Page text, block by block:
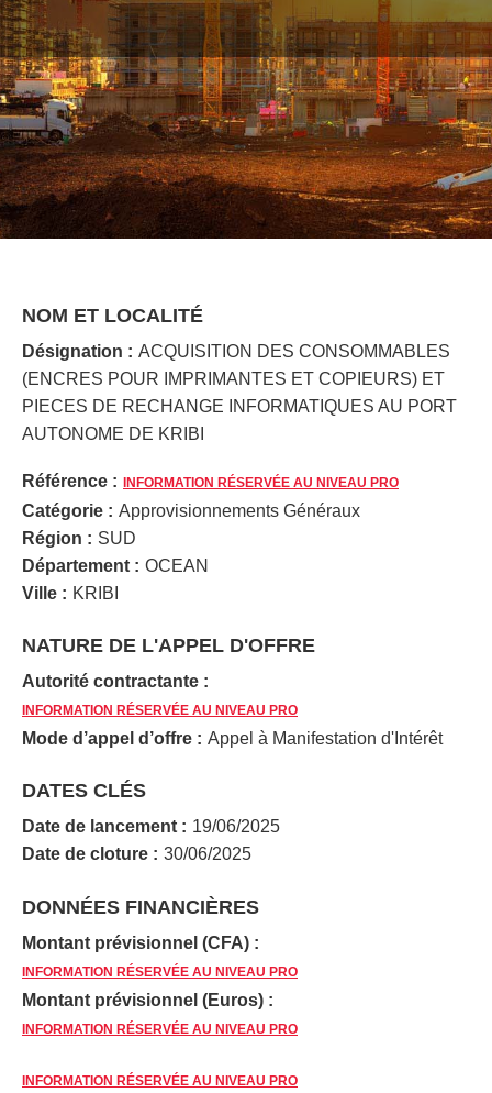
NOM ET LOCALITÉ
Désignation : ACQUISITION DES CONSOMMABLES
(ENCRES POUR IMPRIMANTES ET COPIEURS) ET
PIECES DE RECHANGE INFORMATIQUES AU PORT
AUTONOME DE KRIBI
Référence : INFORMATION RÉSERVÉE AU NIVEAU PRO
Catégorie : Approvisionnements Généraux
Région : SUD
Département : OCEAN
Ville : KRIBI
NATURE DE L'APPEL D'OFFRE
Autorité contractante :
INFORMATION RÉSERVÉE AU NIVEAU PRO
Mode d’appel d’offre : Appel à Manifestation d'Intérêt
DATES CLÉS
Date de lancement : 19/06/2025
Date de cloture : 30/06/2025
DONNÉES FINANCIÈRES
Montant prévisionnel (CFA) :
INFORMATION RÉSERVÉE AU NIVEAU PRO
Montant prévisionnel (Euros) :
INFORMATION RÉSERVÉE AU NIVEAU PRO
INFORMATION RÉSERVÉE AU NIVEAU PRO